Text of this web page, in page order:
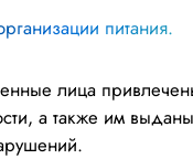
питания.
лица
а также им выданы